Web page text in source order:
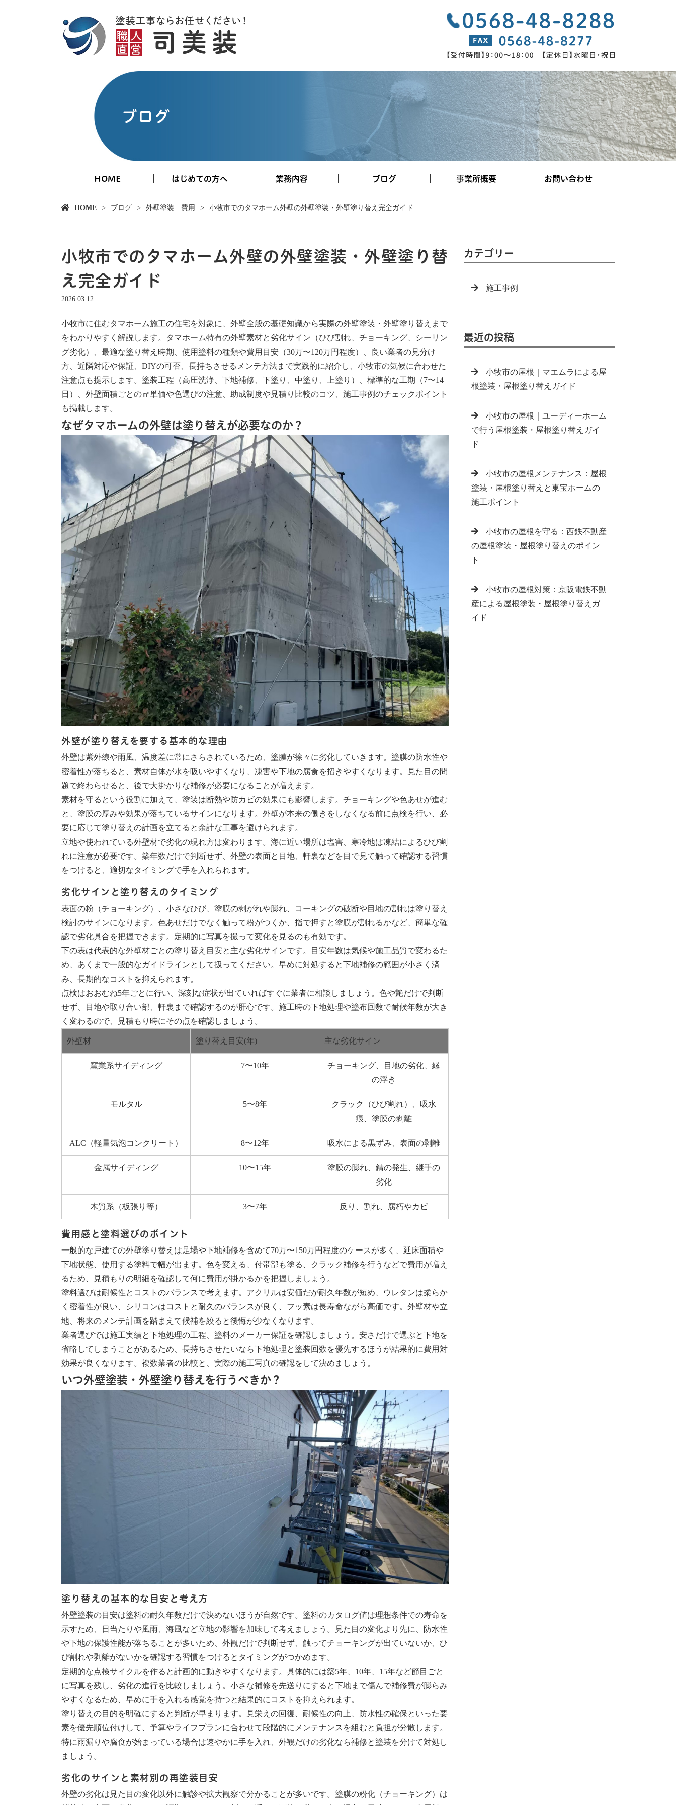
ブログ
HOME はじめての方へ 業務内容 ブログ 事業所概要 お問い合わせ
HOME ブログ 外壁塗装 費用 小牧市でのタマホーム外壁の外壁塗装・外壁塗り替え完全ガイド
小牧市でのタマホーム外壁の外壁塗装・外壁塗り替
え完全ガイド
2026.03.12
小牧市に住むタマホーム施工の住宅を対象に、外壁全般の基礎知識から実際の外壁塗装・外壁塗り替えまで
をわかりやすく解説します。タマホーム特有の外壁素材と劣化サイン（ひび割れ、チョーキング、シーリン
グ劣化）、最適な塗り替え時期、使用塗料の種類や費用目安（30万〜120万円程度）、良い業者の見分け
方、近隣対応や保証、DIYの可否、長持ちさせるメンテ方法まで実践的に紹介し、小牧市の気候に合わせた
注意点も提示します。塗装工程（高圧洗浄、下地補修、下塗り、中塗り、上塗り）、標準的な工期（7〜14
日）、外壁面積ごとの㎡単価や色選びの注意、助成制度や見積り比較のコツ、施工事例のチェックポイント
も掲載します。
なぜタマホームの外壁は塗り替えが必要なのか？
外壁が塗り替えを要する基本的な理由
外壁は紫外線や雨風、温度差に常にさらされているため、塗膜が徐々に劣化していきます。塗膜の防水性や
密着性が落ちると、素材自体が水を吸いやすくなり、凍害や下地の腐食を招きやすくなります。見た目の問
題で終わらせると、後で大掛かりな補修が必要になることが増えます。
素材を守るという役割に加えて、塗装は断熱や防カビの効果にも影響します。チョーキングや色あせが進む
と、塗膜の厚みや効果が落ちているサインになります。外壁が本来の働きをしなくなる前に点検を行い、必
要に応じて塗り替えの計画を立てると余計な工事を避けられます。
立地や使われている外壁材で劣化の現れ方は変わります。海に近い場所は塩害、寒冷地は凍結によるひび割
れに注意が必要です。築年数だけで判断せず、外壁の表面と目地、軒裏などを目で見て触って確認する習慣
をつけると、適切なタイミングで手を入れられます。
劣化サインと塗り替えのタイミング
表面の粉（チョーキング）、小さなひび、塗膜の剥がれや膨れ、コーキングの破断や目地の割れは塗り替え
検討のサインになります。色あせだけでなく触って粉がつくか、指で押すと塗膜が割れるかなど、簡単な確
認で劣化具合を把握できます。定期的に写真を撮って変化を見るのも有効です。
下の表は代表的な外壁材ごとの塗り替え目安と主な劣化サインです。目安年数は気候や施工品質で変わるた
め、あくまで一般的なガイドラインとして扱ってください。早めに対処すると下地補修の範囲が小さく済
み、長期的なコストを抑えられます。
点検はおおむね5年ごとに行い、深刻な症状が出ていればすぐに業者に相談しましょう。色や艶だけで判断
せず、目地や取り合い部、軒裏まで確認するのが肝心です。施工時の下地処理や塗布回数で耐候年数が大き
く変わるので、見積もり時にその点を確認しましょう。
外壁材 塗り替え目安(年) 主な劣化サイン
窯業系サイディング 7〜10年
チョーキング、目地の劣化、縁
の浮き
モルタル 5〜8年
クラック（ひび割れ）、吸水
痕、塗膜の剥離
ALC（軽量気泡コンクリート） 8〜12年 吸水による黒ずみ、表面の剥離
金属サイディング 10〜15年
塗膜の膨れ、錆の発生、継手の
劣化
木質系（板張り等） 3〜7年 反り、割れ、腐朽やカビ
費用感と塗料選びのポイント
一般的な戸建ての外壁塗り替えは足場や下地補修を含めて70万〜150万円程度のケースが多く、延床面積や
下地状態、使用する塗料で幅が出ます。色を変える、付帯部も塗る、クラック補修を行うなどで費用が増え
るため、見積もりの明細を確認して何に費用が掛かるかを把握しましょう。
塗料選びは耐候性とコストのバランスで考えます。アクリルは安価だが耐久年数が短め、ウレタンは柔らか
く密着性が良い、シリコンはコストと耐久のバランスが良く、フッ素は長寿命ながら高価です。外壁材や立
地、将来のメンテ計画を踏まえて候補を絞ると後悔が少なくなります。
業者選びでは施工実績と下地処理の工程、塗料のメーカー保証を確認しましょう。安さだけで選ぶと下地を
省略してしまうことがあるため、長持ちさせたいなら下地処理と塗装回数を優先するほうが結果的に費用対
効果が良くなります。複数業者の比較と、実際の施工写真の確認をして決めましょう。
いつ外壁塗装・外壁塗り替えを行うべきか？
塗り替えの基本的な目安と考え方
外壁塗装の目安は塗料の耐久年数だけで決めないほうが自然です。塗料のカタログ値は理想条件での寿命を
示すため、日当たりや風雨、海風など立地の影響を加味して考えましょう。見た目の変化より先に、防水性
や下地の保護性能が落ちることが多いため、外観だけで判断せず、触ってチョーキングが出ていないか、ひ
び割れや剥離がないかを確認する習慣をつけるとタイミングがつかめます。
定期的な点検サイクルを作ると計画的に動きやすくなります。具体的には築5年、10年、15年など節目ごと
に写真を残し、劣化の進行を比較しましょう。小さな補修を先送りにすると下地まで傷んで補修費が膨らみ
やすくなるため、早めに手を入れる感覚を持つと結果的にコストを抑えられます。
塗り替えの目的を明確にすると判断が早まります。見栄えの回復、耐候性の向上、防水性の確保といった要
素を優先順位付けして、予算やライフプランに合わせて段階的にメンテナンスを組むと負担が分散します。
特に雨漏りや腐食が始まっている場合は速やかに手を入れ、外観だけの劣化なら補修と塗装を分けて対処し
ましょう。
劣化のサインと素材別の再塗装目安
外壁の劣化は見た目の変化以外に触診や拡大観察で分かることが多いです。塗膜の粉化（チョーキング）は
カテゴリー
施工事例
最近の投稿
小牧市の屋根｜マエムラによる屋
根塗装・屋根塗り替えガイド
小牧市の屋根｜ユーディーホーム
で行う屋根塗装・屋根塗り替えガイ
ド
小牧市の屋根メンテナンス：屋根
塗装・屋根塗り替えと東宝ホームの
施工ポイント
小牧市の屋根を守る：西鉄不動産
の屋根塗装・屋根塗り替えのポイン
ト
小牧市の屋根対策：京阪電鉄不動
産による屋根塗装・屋根塗り替えガ
イド